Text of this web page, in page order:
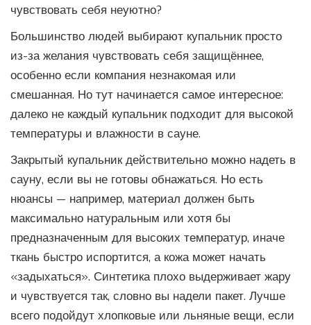
чувствовать себя неуютно?
Большинство людей выбирают купальник просто
из-за желания чувствовать себя защищённее,
особенно если компания незнакомая или
смешанная. Но тут начинается самое интересное:
далеко не каждый купальник подходит для высокой
температуры и влажности в сауне.
Закрытый купальник действительно можно надеть в
сауну, если вы не готовы обнажаться. Но есть
нюансы — например, материал должен быть
максимально натуральным или хотя бы
предназначенным для высоких температур, иначе
ткань быстро испортится, а кожа может начать
«задыхаться». Синтетика плохо выдерживает жару
и чувствуется так, словно вы надели пакет. Лучше
всего подойдут хлопковые или льняные вещи, если